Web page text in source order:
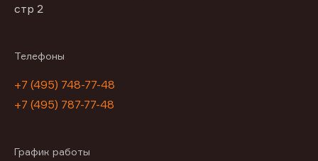
стр 2
Телефоны
+7 (495) 748-77-48
+7 (495) 787-77-48
График работы